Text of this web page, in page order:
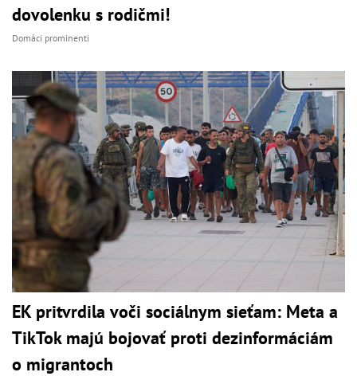
dovolenku s rodičmi!
Domáci prominenti
EK pritvrdila voči sociálnym sieťam: Meta a
TikTok majú bojovať proti dezinformáciám
o migrantoch